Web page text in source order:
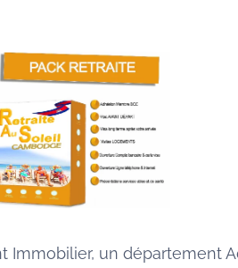
Immobilier, un département